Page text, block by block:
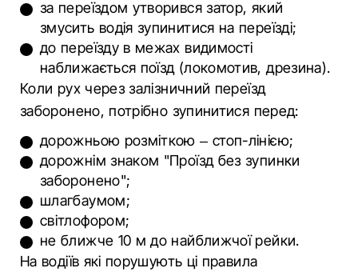
за переїздом утворився затор, який
змусить водія зупинитися на переїзді;
до переїзду в межах видимості
наближається поїзд (локомотив, дрезина).
Коли рух через залізничний переїзд
заборонено, потрібно зупинитися перед:
дорожньою розміткою – стоп-лінією;
дорожнім знаком "Проїзд без зупинки
заборонено";
шлагбаумом;
світлофором;
не ближче 10 м до найближчої рейки.
На водіїв які порушують ці правила